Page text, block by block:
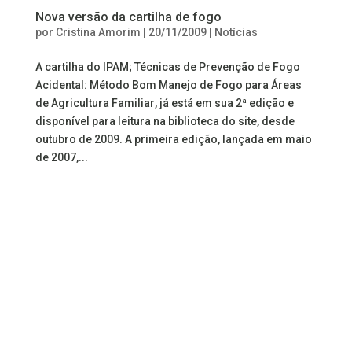
Nova versão da cartilha de fogo
por Cristina Amorim 20/11/2009| Notícias
A cartilha do IPAM; Técnicas de Prevenção de Fogo
Acidental: Método Bom Manejo de Fogo para Áreas
de Agricultura Familiar, já está em sua 2ª edição e
disponível para leitura na biblioteca do site, desde
outubro de 2009. A primeira edição, lançada em maio
de 2007,...